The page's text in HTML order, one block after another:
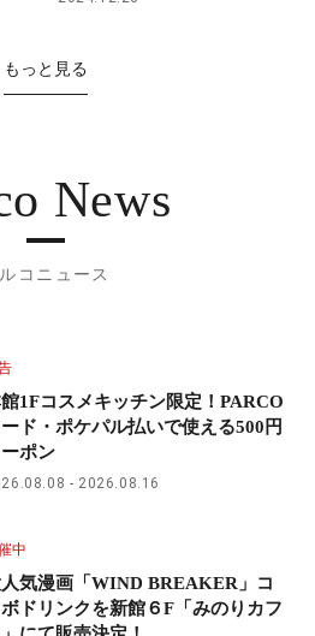
もっと見る
News
コニュース
1Fコスメキッチン限定！PARCO
ード・ポケパル払いで使える500円
ポン
2026.08.16
中
気漫画「WIND BREAKER」コ
ドリンクを新館６F「みのりカフ